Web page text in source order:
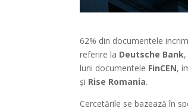
62% din documentele
referire la Deutsche Bank
luni documentele FinCEN,
și Rise Romania.
Cercetările se bazează în